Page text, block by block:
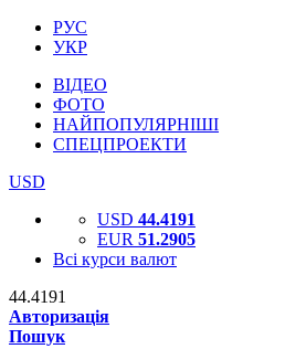
РУС
УКР
ВІДЕО
ФОТО
НАЙПОПУЛЯРНІШІ
СПЕЦПРОЕКТИ
USD
USD 44.4191
EUR 51.2905
Всі курси валют
44.4191
Авторизація
Пошук